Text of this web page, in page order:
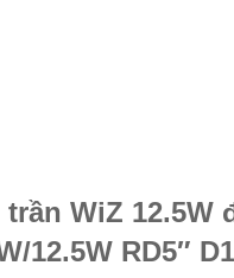
WiZ 12.5W
12.5W RD5″